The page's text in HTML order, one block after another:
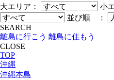
大エリア：
小
並び順 ：
SEARCH
離島に行こう 離島に住もう
CLOSE
TOP
沖縄
沖縄本島